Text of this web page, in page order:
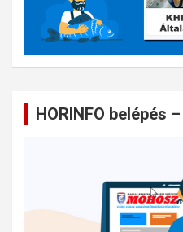
HORINFO belépés